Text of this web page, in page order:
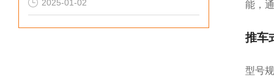
2025-01-02
能，
推车
型号